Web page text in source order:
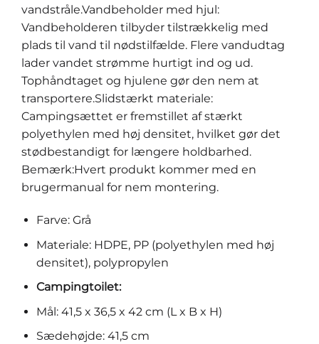
vandstråle.Vandbeholder med hjul:
Vandbeholderen tilbyder tilstrækkelig med
plads til vand til nødstilfælde. Flere vandudtag
lader vandet strømme hurtigt ind og ud.
Tophåndtaget og hjulene gør den nem at
transportere.Slidstærkt materiale:
Campingsættet er fremstillet af stærkt
polyethylen med høj densitet, hvilket gør det
stødbestandigt for længere holdbarhed.
Bemærk:Hvert produkt kommer med en
brugermanual for nem montering.
Farve: Grå
Materiale: HDPE, PP (polyethylen med høj
densitet), polypropylen
Campingtoilet:
Mål: 41,5 x 36,5 x 42 cm (L x B x H)
Sædehøjde: 41,5 cm